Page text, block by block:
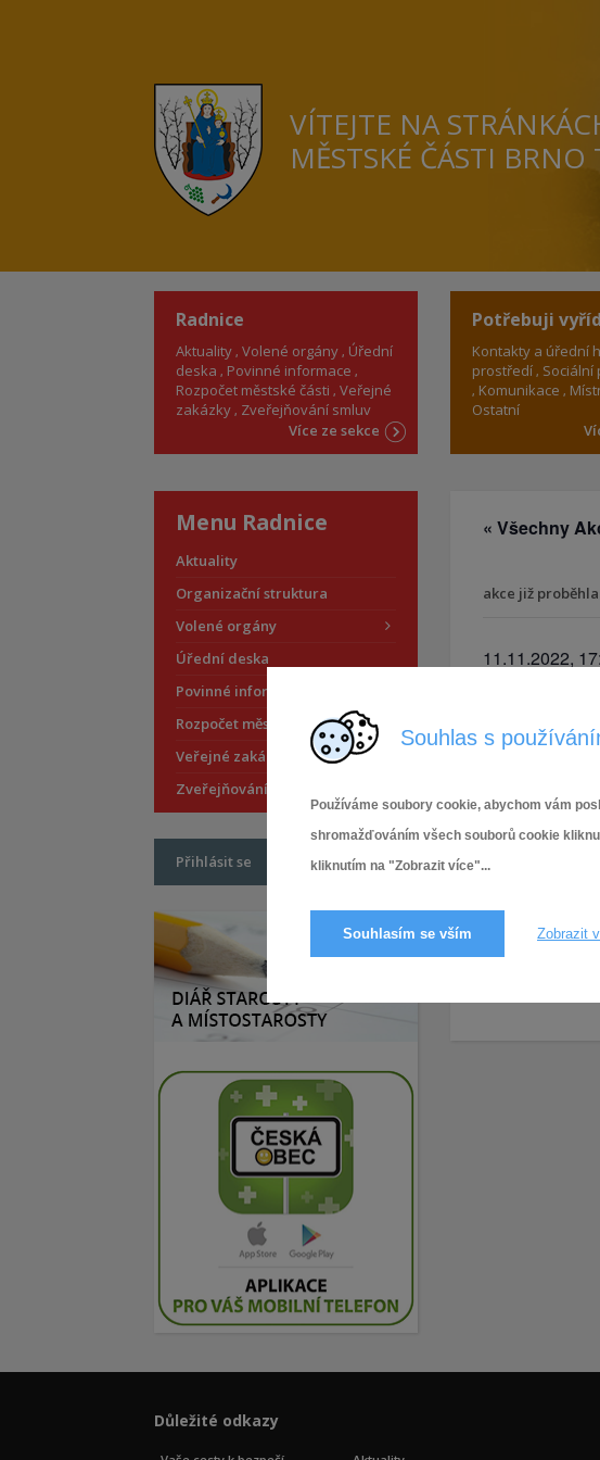
Souhlas s
Používáme soubory cookie, abychom vám
shromažďováním všech souborů cookie
kliknutím na "Zobrazit více"...
Souhlasím se vším Zobrazit
VÍTEJTE NA
MĚSTSKÉ ČÁSTI BRNO
Radnice
Aktuality Volené orgány Úřední
deska
Povinné informace
Rozpočet městské části Veřejné
zakázky Zveřejňování smluv
Více ze sekce
Potřebuji
Kontakty a úřední
prostředí Sociální
Komunikace
Ostatní
« Všechny
akce již
11.11.2022,
11.11.2022
Čas:
17:00 - 18:00
Menu Radnice
Aktuality
Organizační struktura
Volené orgány
Úřední deska
Povinné informace
Rozpočet městské části
Veřejné zakázky
Zveřejňování smluv
Přihlásit se
Důležité odkazy